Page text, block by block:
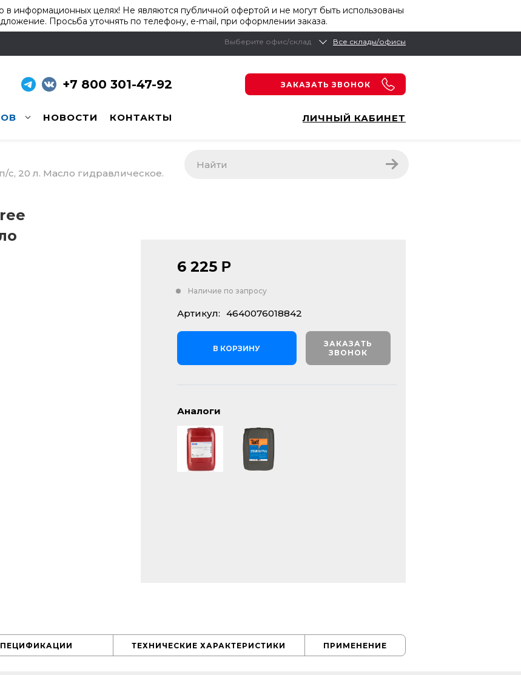
информационных целях! Не являются публичной офертой и не могут быть использованы
Просьба уточнять по телефону, e-mail, при оформлении заказа.
Выберите офис/склад Все склады/офисы
+7 800 301-47-92 ЗАКАЗАТЬ ЗВОНОК
НОВОСТИ КОНТАКТЫ ЛИЧНЫЙ КАБИНЕТ
с, 20 л. Масло гидравлическое.
6 225 Р
Наличие по запросу
Артикул: 4640076018842
В КОРЗИНУ
ЗАКАЗАТЬ
ЗВОНОК
Аналоги
ТЕХНИЧЕСКИЕ ХАРАКТЕРИСТИКИ ПРИМЕНЕНИЕ